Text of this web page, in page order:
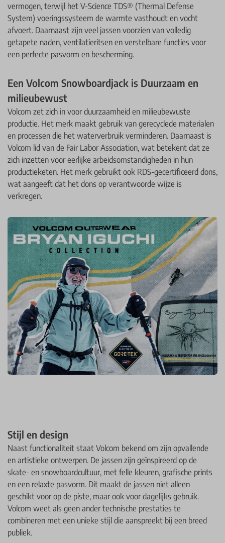
vermogen, terwijl het V-Science TDS® (Thermal Defense
System) voeringssysteem de warmte vasthoudt en vocht
afvoert. Daarnaast zijn veel jassen voorzien van volledig
getapete naden, ventilatieritsen en verstelbare functies voor
een perfecte pasvorm en bescherming.
Een Volcom Snowboardjack is Duurzaam en
milieubewust
Volcom zet zich in voor duurzaamheid en milieubewuste
productie. Het merk maakt gebruik van gerecyclede materialen
en processen die het waterverbruik verminderen. Daarnaast is
Volcom lid van de Fair Labor Association, wat betekent dat ze
zich inzetten voor eerlijke arbeidsomstandigheden in hun
productieketen. Het merk gebruikt ook RDS-gecertificeerd dons,
wat aangeeft dat het dons op verantwoorde wijze is
verkregen.​
Stijl en design
Naast functionaliteit staat Volcom bekend om zijn opvallende
en artistieke ontwerpen. De jassen zijn geïnspireerd op de
skate- en snowboardcultuur, met felle kleuren, grafische prints
en een relaxte pasvorm. Dit maakt de jassen niet alleen
geschikt voor op de piste, maar ook voor dagelijks gebruik.
Volcom weet als geen ander technische prestaties te
combineren met een unieke stijl die aanspreekt bij een breed
publiek.